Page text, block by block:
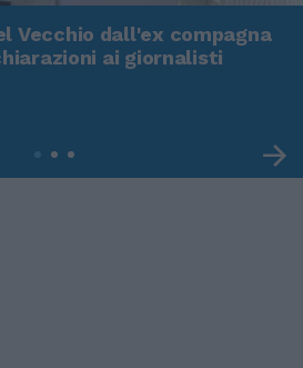
Vecchio dall'ex compagna
ai giornalisti